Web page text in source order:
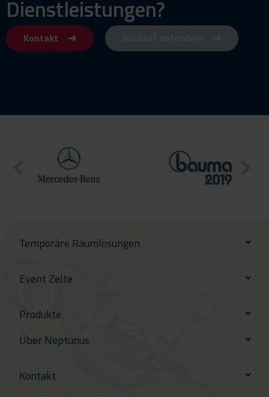
Dienstleistungen?
Kontakt
Temporäre Raumlösungen
Event Zelte
Produkte
Über Neptunus
Kontakt